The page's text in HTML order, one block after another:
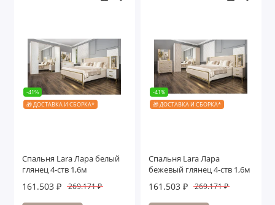
-41%
🎁 ДОСТАВКА И СБОРКА*
Спальня Lara Лара белый
глянец 4-ств 1,6м
161.503 ₽ 269.171 ₽
-41%
🎁 ДОСТАВКА И СБОРКА*
Спальня Lara Лара
бежевый глянец 4-ств 1,6м
161.503 ₽ 269.171 ₽